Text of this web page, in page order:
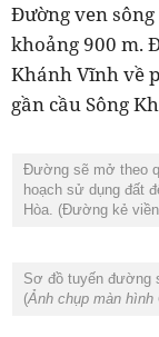
Đường ven sông
khoảng 900 m.
Khánh Vĩnh về
gần cầu Sông
Đường sẽ mở theo
hoạch sử dụng đất
Hòa. (Đường kẻ
Sơ đồ tuyến đường
(Ảnh chụp màn hình